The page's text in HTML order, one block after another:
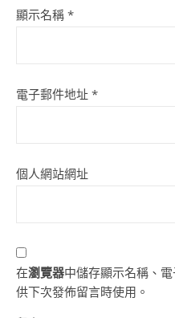
顯示名稱 *
電子郵件地址 *
個人網站網址
在瀏覽器中儲存顯示名稱、
供下次發佈留言時使用。